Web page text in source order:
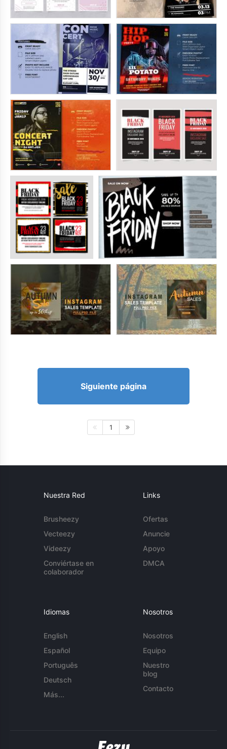
Siguiente página
1
Nuestra Red
Brusheezy
Vecteezy
Videezy
Conviértase en
colaborador
Links
Ofertas
Anuncie
Apoyo
DMCA
Idiomas
English
Español
Português
Deutsch
Más...
Nosotros
Nosotros
Equipo
Nuestro
blog
Contacto